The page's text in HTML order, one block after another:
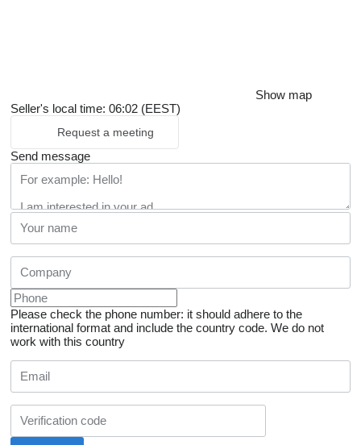
Show map
Seller's local time: 06:02 (EEST)
Request a meeting
Send message
Please check the phone number: it should adhere to the
international format and include the country code. We do not
work with this country